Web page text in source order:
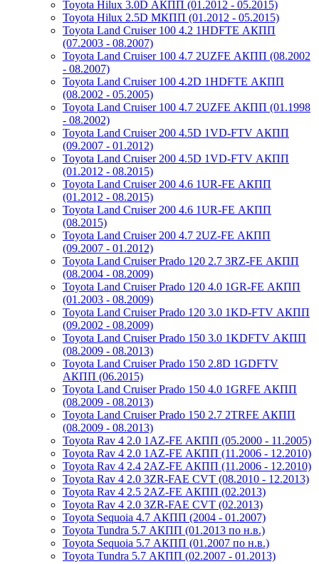
Toyota Hilux 3.0D АКПП (01.2012 - 05.2015)
Toyota Hilux 2.5D МКПП (01.2012 - 05.2015)
Toyota Land Cruiser 100 4.2 1HDFTE АКПП
(07.2003 - 08.2007)
Toyota Land Cruiser 100 4.7 2UZFE АКПП (08.2002
- 08.2007)
Toyota Land Cruiser 100 4.2D 1HDFTE АКПП
(08.2002 - 05.2005)
Toyota Land Cruiser 100 4.7 2UZFE АКПП (01.1998
- 08.2002)
Toyota Land Cruiser 200 4.5D 1VD-FTV АКПП
(09.2007 - 01.2012)
Toyota Land Cruiser 200 4.5D 1VD-FTV АКПП
(01.2012 - 08.2015)
Toyota Land Cruiser 200 4.6 1UR-FE АКПП
(01.2012 - 08.2015)
Toyota Land Cruiser 200 4.6 1UR-FE АКПП
(08.2015)
Toyota Land Cruiser 200 4.7 2UZ-FE АКПП
(09.2007 - 01.2012)
Toyota Land Cruiser Prado 120 2.7 3RZ-FE АКПП
(08.2004 - 08.2009)
Toyota Land Cruiser Prado 120 4.0 1GR-FE АКПП
(01.2003 - 08.2009)
Toyota Land Cruiser Prado 120 3.0 1KD-FTV АКПП
(09.2002 - 08.2009)
Toyota Land Cruiser Prado 150 3.0 1KDFTV АКПП
(08.2009 - 08.2013)
Toyota Land Cruiser Prado 150 2.8D 1GDFTV
АКПП (06.2015)
Toyota Land Cruiser Prado 150 4.0 1GRFE АКПП
(08.2009 - 08.2013)
Toyota Land Cruiser Prado 150 2.7 2TRFE АКПП
(08.2009 - 08.2013)
Toyota Rav 4 2.0 1AZ-FE АКПП (05.2000 - 11.2005)
Toyota Rav 4 2.0 1AZ-FE АКПП (11.2006 - 12.2010)
Toyota Rav 4 2.4 2AZ-FE АКПП (11.2006 - 12.2010)
Toyota Rav 4 2.0 3ZR-FAE CVT (08.2010 - 12.2013)
Toyota Rav 4 2.5 2AZ-FE АКПП (02.2013)
Toyota Rav 4 2.0 3ZR-FAE CVT (02.2013)
Toyota Sequoia 4.7 АКПП (2004 - 01.2007)
Toyota Tundra 5.7 АКПП (01.2013 по н.в.)
Toyota Sequoia 5.7 АКПП (01.2007 по н.в.)
Toyota Tundra 5.7 АКПП (02.2007 - 01.2013)